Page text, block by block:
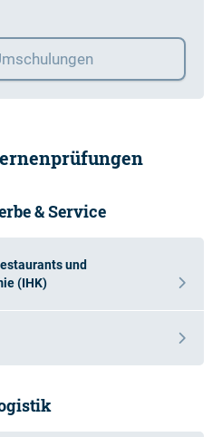
& Service
und
(IHK)